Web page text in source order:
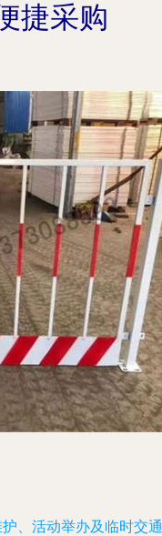
捷采购
、活动举办及临时交通